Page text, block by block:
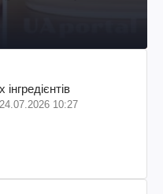
24.07.2026 10:27